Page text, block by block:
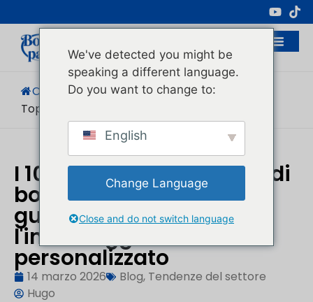
Cosmetici
Casa Blog / Tendenze Del Settore
Top 10 Delle Bottiglie Di Vetro...
I 10 principali produttori di
bottiglie di vetro in Cina:
guida al 2026 per
l'imballaggio in vetro
personalizzato
14 marzo 2026 Blog, Tendenze del settore
Hugo
We've detected you might be
speaking a different language.
Do you want to change to:
English
Change Language
Close and do not switch language